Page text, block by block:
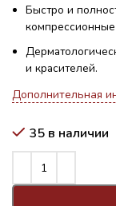
Быстро и
и красителей.
Дополнительная
35 в наличии